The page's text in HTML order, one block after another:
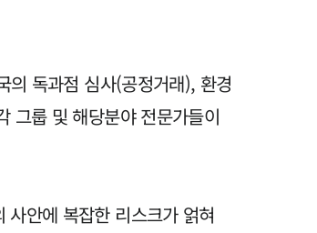
업무분야
의 독과점 심사(공정거래), 환경
그룹 및 해당분야 전문가들이
안에 복잡한 리스크가 얽혀